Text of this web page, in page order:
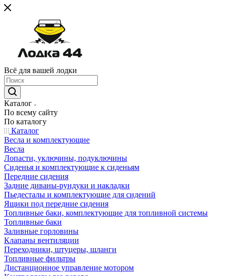
Всё для вашей лодки
Каталог
По всему сайту
По каталогу
Каталог
Весла и комплектующие
Весла
Лопасти, уключины, подуключины
Сиденья и комплектующие к сиденьям
Передние сидения
Задние диваны-рундуки и накладки
Пьедесталы и комплектующие для сидений
Ящики под передние сидения
Топливные баки, комплектующие для топливной системы
Топливные баки
Заливные горловины
Клапаны вентиляции
Переходники, штуцеры, шланги
Топливные фильтры
Дистанционное управление мотором